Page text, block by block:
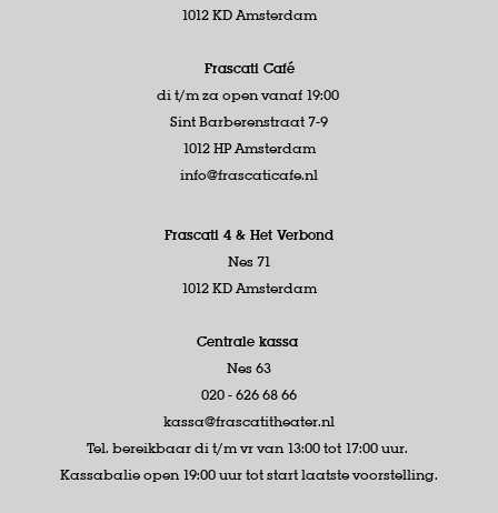
1012 KD Amsterdam
Frascati Café
di t/m za open vanaf 19:00
Sint Barberenstraat 7-9
1012 HP Amsterdam
info@frascaticafe.nl
Frascati 4 & Het Verbond
Nes 71
1012 KD Amsterdam
Centrale kassa
Nes 63
020 - 626 68 66
kassa@frascatitheater.nl
Tel. bereikbaar di t/m vr van 13:00 tot 17:00 uur.
Kassabalie open 19:00 uur tot start laatste voorstelling.